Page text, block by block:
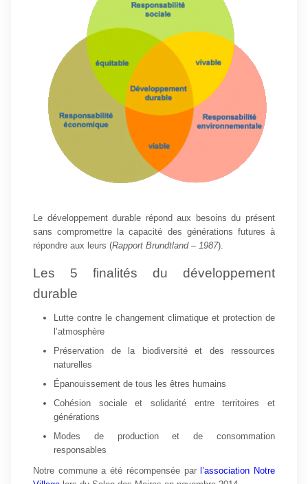
Le développement durable répond aux besoins du présent
sans compromettre la capacité des générations futures à
répondre aux leurs (Rapport Brundtland – 1987).
Les 5 finalités du développement
durable
Lutte contre le changement climatique et protection de
l’atmosphère
Préservation de la biodiversité et des ressources
naturelles
Épanouissement de tous les êtres humains
Cohésion sociale et solidarité entre territoires et
générations
Modes de production et de consommation
responsables
Notre commune a été récompensée par l’association Notre